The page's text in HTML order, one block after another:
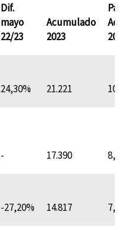
Dif.
mayo
22/23
Acumulado
2023
2023
24,30% 21.221
- 17.390
-27,20% 14.817